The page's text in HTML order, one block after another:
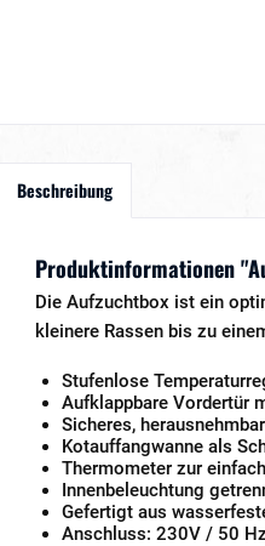
Beschreibung
Produktinformationen
Die Aufzuchtbox ist ein
kleinere Rassen bis zu
Stufenlose
Aufklappbare Vordertür
Sicheres,
Kotauffangwanne als
Thermometer zur
Innenbeleuchtung
Gefertigt aus
Anschluss: 230V / 50